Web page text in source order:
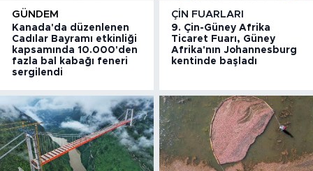
GÜNDEM
Kanada'da düzenlenen
Cadılar Bayramı etkinliği
kapsamında 10.000'den
fazla bal kabağı feneri
sergilendi
ÇIN FUARLARI
9. Çin-Güney Afrika
Ticaret Fuarı, Güney
Afrika'nın Johannesburg
kentinde başladı